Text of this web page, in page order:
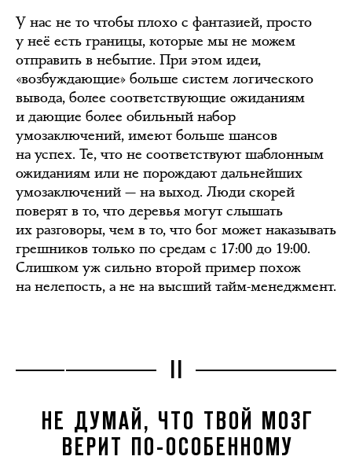
У нас не то чтобы плохо с фантазией, просто
у неё есть границы, которые мы не можем
отправить в небытие. При этом идеи,
«возбуждающие» больше систем логического
вывода, более соответствующие ожиданиям
и дающие более обильный набор
умозаключений, имеют больше шансов
на успех. Те, что не соответствуют шаблонным
ожиданиям или не порождают дальнейших
умозаключений — на выход. Люди скорей
поверят в то, что деревья могут слышать
их разговоры, чем в то, что бог может наказывать
грешников только по средам с 17:00 до 19:00.
Слишком уж сильно второй пример похож
на нелепость, а не на высший тайм-менеджмент.
НЕ ДУМАЙ, ЧТО ТВОЙ МОЗГ
ВЕРИТ ПО-ОСОБЕННОМУ